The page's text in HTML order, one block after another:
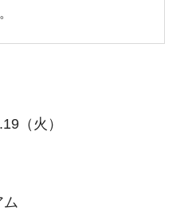
（火）